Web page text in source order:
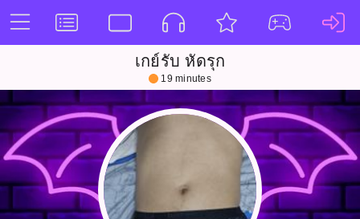
เกย์รับ หัดรุก
19 minutes